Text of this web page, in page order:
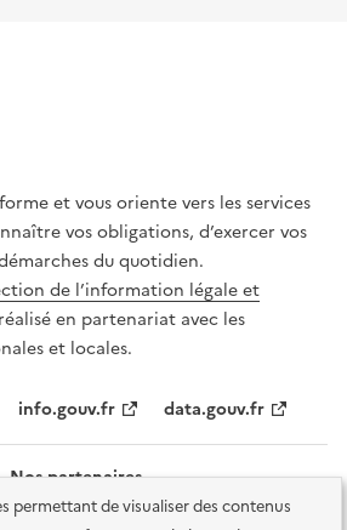
permettant de visualiser des contenus
et vous oriente vers les services
vos obligations, d’exercer vos
du quotidien.
de l’information légale et
en partenariat avec les
et locales.
info.gouv.fr data.gouv.fr
Nos partenaires